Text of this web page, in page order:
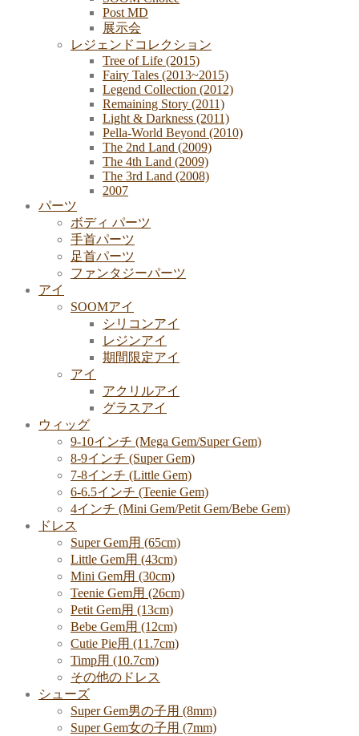
Post MD
展示会
レジェンドコレクション
Tree of Life (2015)
Fairy Tales (2013~2015)
Legend Collection (2012)
Remaining Story (2011)
Light & Darkness (2011)
Pella-World Beyond (2010)
The 2nd Land (2009)
The 4th Land (2009)
The 3rd Land (2008)
2007
パーツ
ボディ パーツ
手首パーツ
足首パーツ
ファンタジーパーツ
アイ
SOOMアイ
シリコンアイ
レジンアイ
期間限定アイ
アイ
アクリルアイ
グラスアイ
ウィッグ
9-10インチ (Mega Gem/Super Gem)
8-9インチ (Super Gem)
7-8インチ (Little Gem)
6-6.5インチ (Teenie Gem)
4インチ (Mini Gem/Petit Gem/Bebe Gem)
ドレス
Super Gem用 (65cm)
Little Gem用 (43cm)
Mini Gem用 (30cm)
Teenie Gem用 (26cm)
Petit Gem用 (13cm)
Bebe Gem用 (12cm)
Cutie Pie用 (11.7cm)
Timp用 (10.7cm)
その他のドレス
シューズ
Super Gem男の子用 (8mm)
Super Gem女の子用 (7mm)